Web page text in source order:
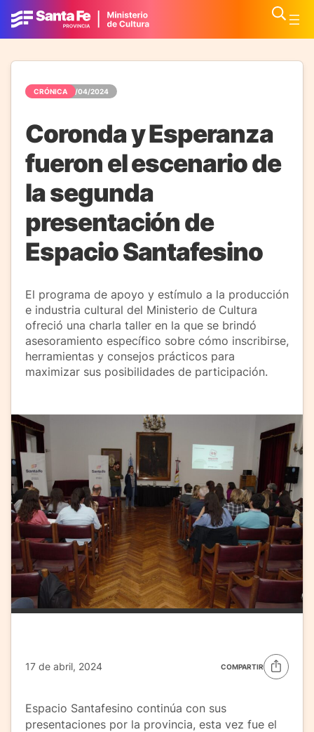
CRÓNICA 17/04/2024
Coronda y Esperanza
fueron el escenario de
la segunda
presentación de
Espacio Santafesino
El programa de apoyo y estímulo a la producción
e industria cultural del Ministerio de Cultura
ofreció una charla taller en la que se brindó
asesoramiento específico sobre cómo inscribirse,
herramientas y consejos prácticos para
maximizar sus posibilidades de participación.
17 de abril, 2024 COMPARTIR
Espacio Santafesino continúa con sus
presentaciones por la provincia, esta vez fue el